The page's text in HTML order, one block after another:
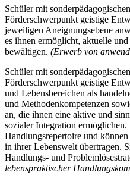
Schüler mit
Förderschwerpunkt geistige
jeweiligen Aneignungsebene
es ihnen ermöglicht, aktuelle
bewältigen. (Erwerb von
Schüler mit
Förderschwerpunkt geistige
und Lebensbereichen als
und Methodenkompetenzen
an, die ihnen eine aktive und
sozialer Integration
Handlungsrepertoire und
in ihrer Lebenswelt übertragen.
Handlungs- und
lebenspraktischer